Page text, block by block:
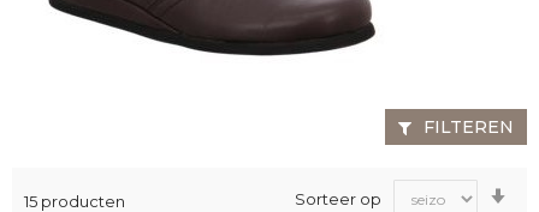
15 producten Sorteer op
FILTEREN